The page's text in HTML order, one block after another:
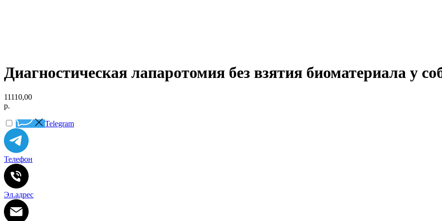
Диагностическая лапаротомия без взятия биоматериала у
11110,00
р.
Telegram
Телефон
Эл.адрес